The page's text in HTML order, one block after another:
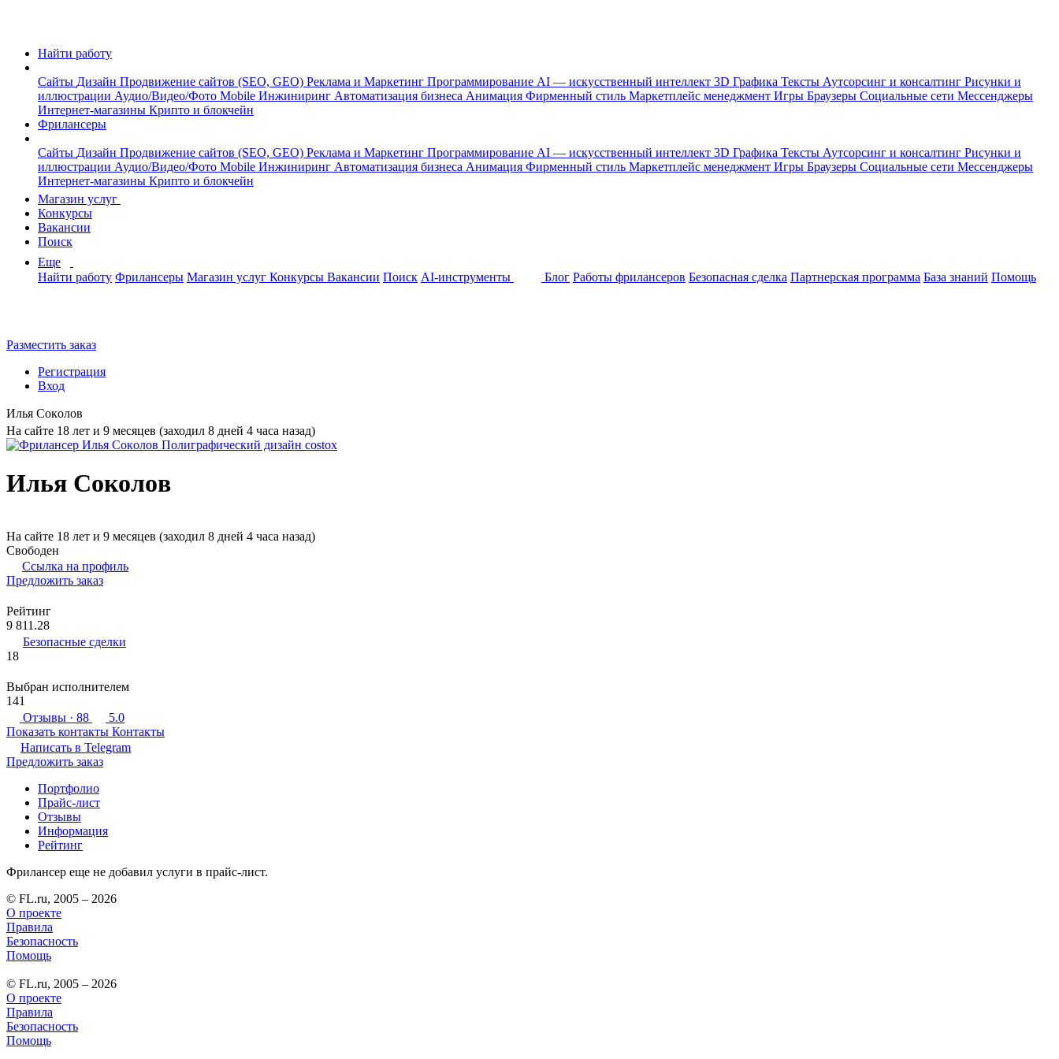
Найти работу
Сайты Дизайн Продвижение сайтов (SEO, GEO) Реклама и Маркетинг Программирование AI — искусственный интеллект 3D Графика Тексты Аутсорсинг и консалтинг Рисунки и
иллюстрации Аудио/Видео/Фото Mobile Инжиниринг Автоматизация бизнеса Анимация Фирменный стиль Маркетплейс менеджмент Игры Браузеры Социальные сети Мессенджеры
Интернет-магазины Крипто и блокчейн
Фрилансеры
Сайты Дизайн Продвижение сайтов (SEO, GEO) Реклама и Маркетинг Программирование AI — искусственный интеллект 3D Графика Тексты Аутсорсинг и консалтинг Рисунки и
иллюстрации Аудио/Видео/Фото Mobile Инжиниринг Автоматизация бизнеса Анимация Фирменный стиль Маркетплейс менеджмент Игры Браузеры Социальные сети Мессенджеры
Интернет-магазины Крипто и блокчейн
Магазин услуг
Конкурсы
Вакансии
Поиск
Еще
Найти работу Фрилансеры Магазин услуг Конкурсы Вакансии Поиск AI-инструменты Блог Работы фрилансеров Безопасная сделка Партнерская программа База знаний Помощь
Разместить заказ
Регистрация
Вход
Илья Coкoлoв
На сайте 18 лет и 9 месяцев (заходил 8 дней 4 часа назад)
Илья Coкoлoв
На сайте 18 лет и 9 месяцев (заходил 8 дней 4 часа назад)
Свободен
Ссылка на профиль
Предложить заказ
Рейтинг
9 811.28
Безопасные сделки
18
Выбран исполнителем
141
Отзывы · 88
5.0
Показать контакты Контакты
Написать в Telegram
Предложить заказ
Портфолио
Прайс-лист
Отзывы
Информация
Рейтинг
Фрилансер еще не добавил услуги в прайс-лист.
© FL.ru, 2005 – 2026
О проекте
Правила
Безопасность
Помощь
© FL.ru, 2005 – 2026
О проекте
Правила
Безопасность
Помощь